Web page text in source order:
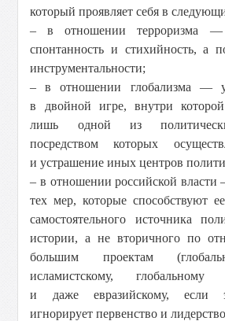
который проявляет себя в
– в отношении терроризма
спонтанность и стихийность, а
инструментальности;
– в отношении глобализма —
в двойной игре, внутри которой
лишь одной из
посредством которых
и устрашение иных центров
– в отношении российской власти
тех мер, которые способствуют
самостоятельного источника
истории, а не вторичного по
большим проектам
исламистскому, глобальному
и даже евразийскому, если
игнорирует первенство и